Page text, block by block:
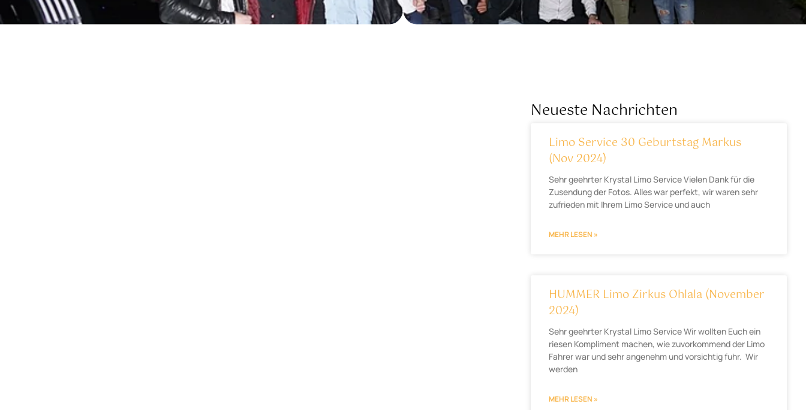
Neueste Nachrichten
Limo Service 30 Geburtstag Markus
(Nov 2024)
Sehr geehrter Krystal Limo Service Vielen Dank für die
Zusendung der Fotos. Alles war perfekt, wir waren sehr
zufrieden mit Ihrem Limo Service und auch
MEHR LESEN »
HUMMER Limo Zirkus Ohlala (November
2024)
Sehr geehrter Krystal Limo Service Wir wollten Euch ein
riesen Kompliment machen, wie zuvorkommend der Limo
Fahrer war und sehr angenehm und vorsichtig fuhr. Wir
werden
MEHR LESEN »